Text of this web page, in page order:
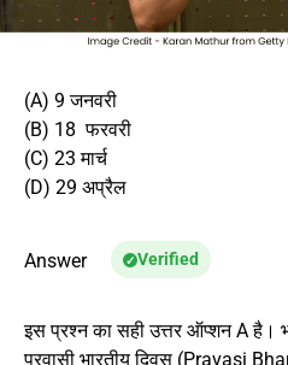
(A) 9 जनवरी
(B) 18 फरवरी
(C) 23 मार्च
(D) 29 अप्रैल
Answer Verified
इस प्रश्न का सही उत्तर ऑप्शन A है।
प्रवासी भारतीय दिवस (Pravasi